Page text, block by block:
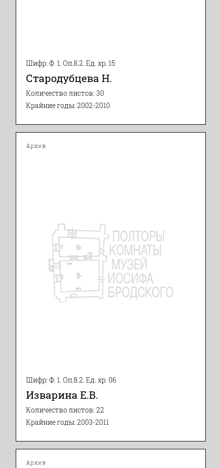
Шифр: Ф. 1. Оп.8.2. Ед. хр. 15
Стародубцева Н.
Количество листов: 30
Крайние годы: 2002-2010
Архив
Шифр: Ф. 1. Оп.8.2. Ед. хр. 06
Изварина Е.В.
Количество листов: 22
Крайние годы: 2003-2011
Архив